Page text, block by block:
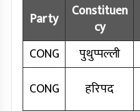
Party
Constituen
cy
CONG
पुथुप्पल्ली
CONG
हरिपद